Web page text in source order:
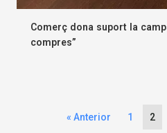
Comerç dona suport la
compres”
« Anterior 1 2